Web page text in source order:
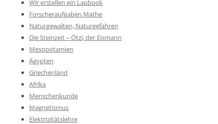
Wir erstellen ein Lapbook
Forscheraufgaben Mathe
Naturgewalten, Naturgefahren
Die Steinzeit – Ötzi, der Eismann
Mesopotamien
Ägypten
Griechenland
Afrika
Menschenkunde
Magnetismus
Elektrizitätslehre